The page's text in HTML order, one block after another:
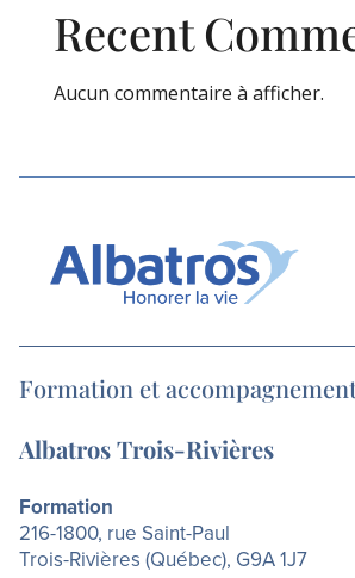
Recent
Aucun commentaire à afficher.
Formation et
Albatros Trois-Rivières
Formation
216-1800, rue Saint-Paul
Trois-Rivières (Québec), G9A 1J7